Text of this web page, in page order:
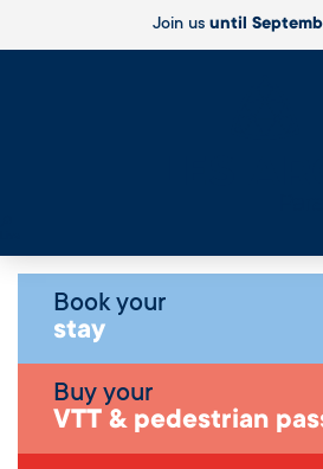
Join us until
Book your
stay
Buy your
VTT & pedestrian